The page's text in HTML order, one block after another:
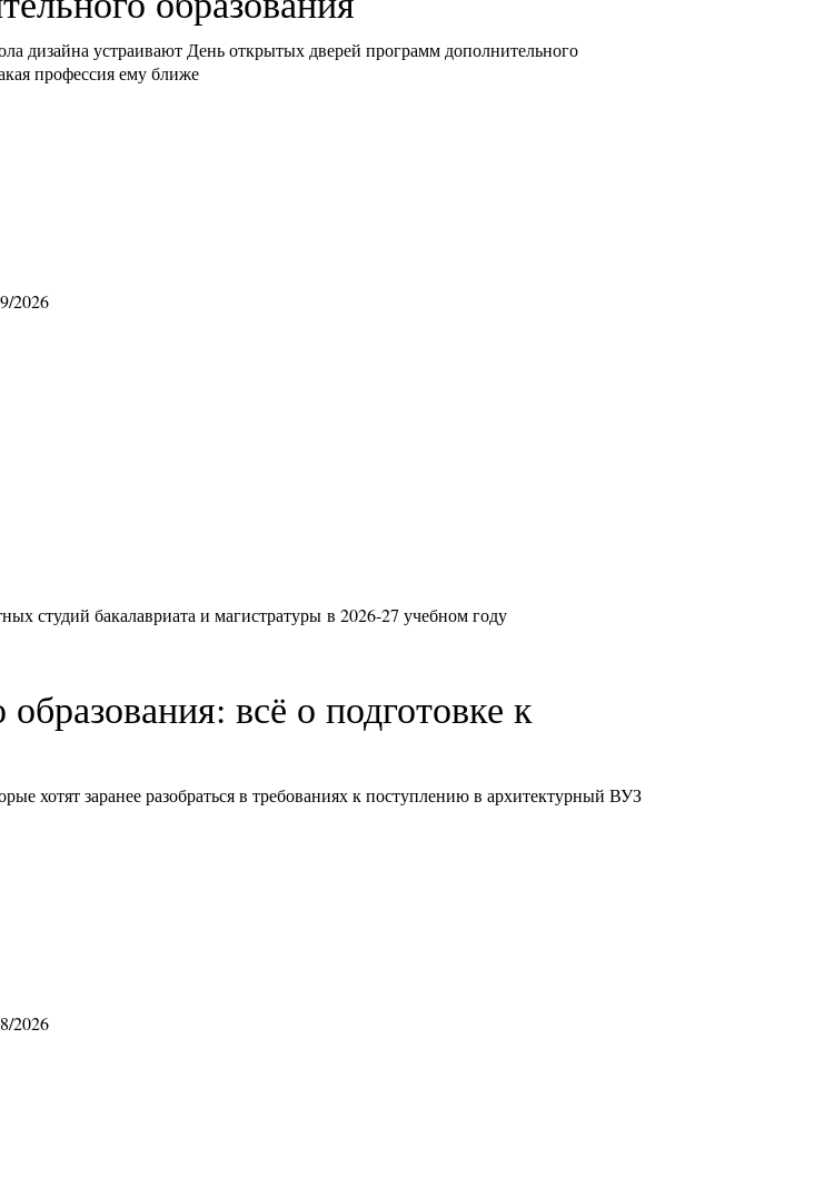
дизайна устраивают День открытых дверей программ дополнительного
профессия ему ближе
2026
студий бакалавриата и магистратуры в 2026-27 учебном году
всё о подготовке к
хотят заранее разобраться в требованиях к поступлению в архитектурный ВУЗ
2026